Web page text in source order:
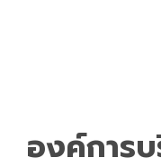
องค์การ